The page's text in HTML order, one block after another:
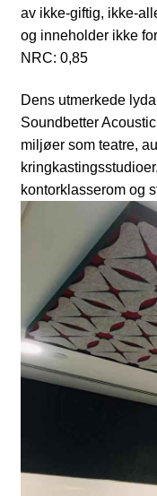
av ikke-giftig, ikke-
og inneholder ikke
NRC: 0,85
Dens utmerkede
Soundbetter
miljøer som teatre,
kontorklasserom og